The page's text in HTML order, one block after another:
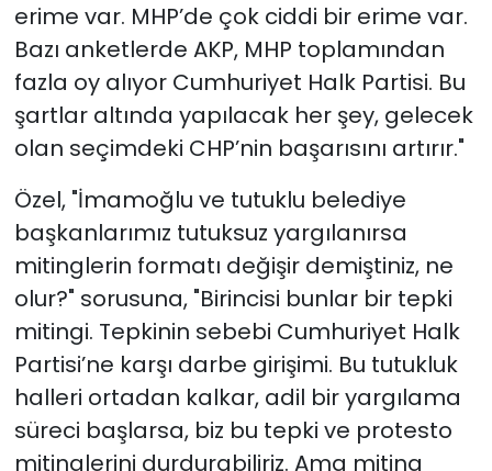
erime var. MHP’de çok ciddi bir erime var.
Bazı anketlerde AKP, MHP toplamından
fazla oy alıyor Cumhuriyet Halk Partisi. Bu
şartlar altında yapılacak her şey, gelecek
olan seçimdeki CHP’nin başarısını artırır."
Özel, "İmamoğlu ve tutuklu belediye
başkanlarımız tutuksuz yargılanırsa
mitinglerin formatı değişir demiştiniz, ne
olur?" sorusuna, "Birincisi bunlar bir tepki
mitingi. Tepkinin sebebi Cumhuriyet Halk
Partisi’ne karşı darbe girişimi. Bu tutukluk
halleri ortadan kalkar, adil bir yargılama
süreci başlarsa, biz bu tepki ve protesto
mitinglerini durdurabiliriz. Ama miting